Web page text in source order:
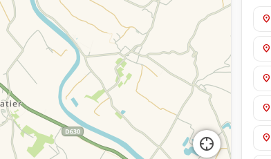
place
place
place
place
place